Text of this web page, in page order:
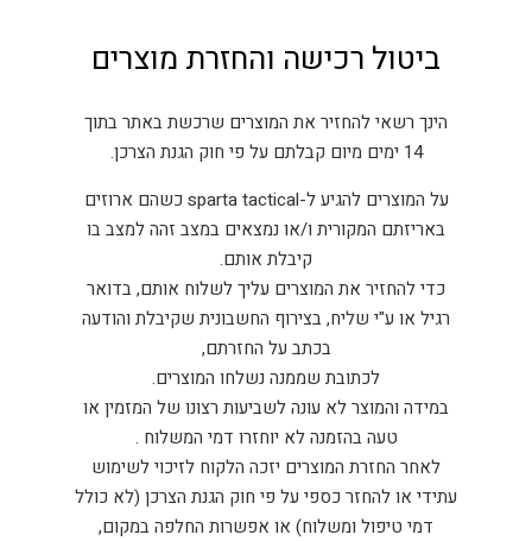
ביטול רכישה והחזרת מוצרים
הינך רשאי להחזיר את המוצרים שרכשת באתר בתוך
14 ימים מיום קבלתם על פי חוק הגנת הצרכן.
על המוצרים להגיע ל-sparta tactical כשהם ארוזים
באריזתם המקורית ו/או נמצאים במצב זהה למצב בו
קיבלת אותם.
כדי להחזיר את המוצרים עליך לשלוח אותם, בדואר
רגיל או ע"י שליח, בצירוף החשבונית שקיבלת והודעה
בכתב על החזרתם,
לכתובת שממנה נשלחו המוצרים.
במידה והמוצר לא עונה לשביעות רצונו של המזמין או
טעה בהזמנה לא יוחזרו דמי המשלוח .
לאחר החזרת המוצרים יזכה הלקוח לזיכוי לשימוש
עתידי או להחזר כספי על פי חוק הגנת הצרכן (לא כולל
דמי טיפול ומשלוח) או אפשרות החלפה במקום,